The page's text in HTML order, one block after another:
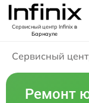
Сервисный центр Infinixв
Барнауле
Сервисный
Ремонт